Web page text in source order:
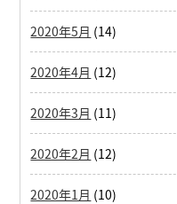
2020年5月 (14)
2020年4月 (12)
2020年3月 (11)
2020年2月 (12)
2020年1月 (10)